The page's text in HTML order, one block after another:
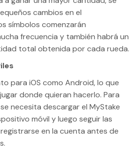
cambios en el
símbolos comenzarán
frecuencia y también habrá un
total obtenida por cada rueda.
para iOS como Android, lo que
donde quieran hacerlo. Para
necesita descargar el MyStake
móvil y luego seguir las
en la cuenta antes de